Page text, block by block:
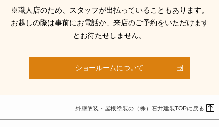
※職人店のため、スタッフが出払っていることもあります。
お越しの際は事前にお電話か、来店のご予約をいただけます
とお待たせしません。
ショールームについて
外壁塗装・屋根塗装の（株）石井建装TOPに戻る